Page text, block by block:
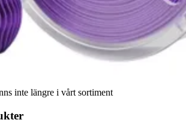
inte längre i vårt sortiment